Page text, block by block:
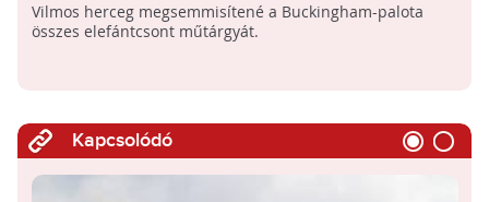
Vilmos herceg megsemmisítené a Buckingham-palota
összes elefántcsont műtárgyát.
Kapcsolódó